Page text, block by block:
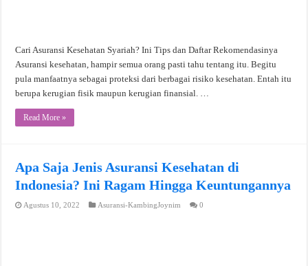
Cari Asuransi Kesehatan Syariah? Ini Tips dan Daftar Rekomendasinya
Asuransi kesehatan, hampir semua orang pasti tahu tentang itu. Begitu
pula manfaatnya sebagai proteksi dari berbagai risiko kesehatan. Entah itu
berupa kerugian fisik maupun kerugian finansial. …
Read More »
Apa Saja Jenis Asuransi Kesehatan di
Indonesia? Ini Ragam Hingga Keuntungannya
Agustus 10, 2022 Asuransi-KambingJoynim 0